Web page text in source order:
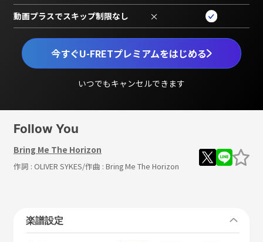
今すぐU-FRETプレミアムをはじめる
いつでもキャンセルできます
動画プラスでスキップ制限なし ×
Follow You
Bring Me The Horizon
作詞 : OLIVER SYKES/作曲 : Bring Me The Horizon
楽譜設定